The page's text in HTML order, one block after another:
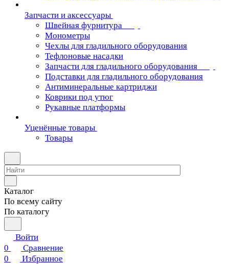
Запчасти и аксессуары
Швейная фурнитура
Монометры
Чехлы для гладильного оборудования
Тефлоновые насадки
Запчасти для гладильного оборудования
Подставки для гладильного оборудования
Антиминеральные картриджи
Коврики под утюг
Рукавные платформы
Уценённые товары
Товары
Каталог
По всему сайту
По каталогу
Войти
0
Сравнение
0
Избранное